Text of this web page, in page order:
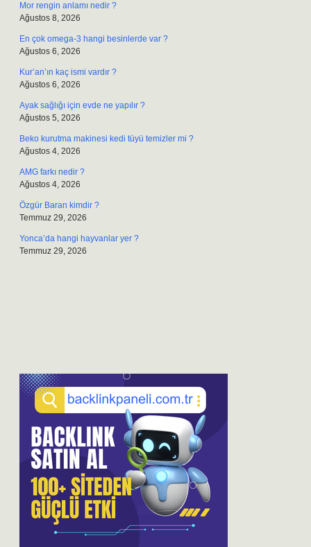
Mor rengin anlamı nedir ?
Ağustos 8, 2026
En çok omega-3 hangi besinlerde var ?
Ağustos 6, 2026
Kur’an’ın kaç ismi vardır ?
Ağustos 6, 2026
Ayak sağlığı için evde ne yapılır ?
Ağustos 5, 2026
Beko kurutma makinesi kedi tüyü temizler mi ?
Ağustos 4, 2026
AMG farkı nedir ?
Ağustos 4, 2026
Özgür Baran kimdir ?
Temmuz 29, 2026
Yonca’da hangi hayvanlar yer ?
Temmuz 29, 2026